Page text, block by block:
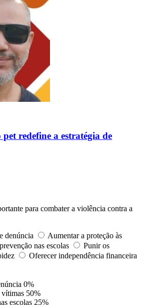
redefine a estratégia de
para combater a violência contra a
denúncia
Aumentar a proteção às
nas escolas
Punir os
Oferecer independência financeira
0%
vítimas 50%
escolas 25%